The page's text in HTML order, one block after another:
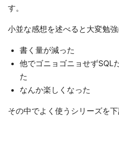
す。
小並な感想を述べると大変勉強
書く量が減った
他でゴニョゴニョせずSQL
た
なんか楽しくなった
その中でよく使うシリーズを下